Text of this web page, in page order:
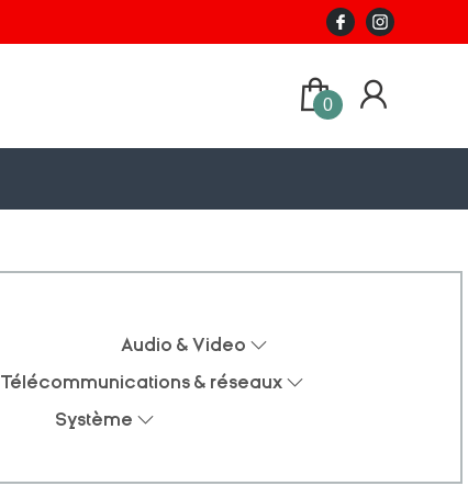
0
Audio & Video
Télécommunications & réseaux
Système